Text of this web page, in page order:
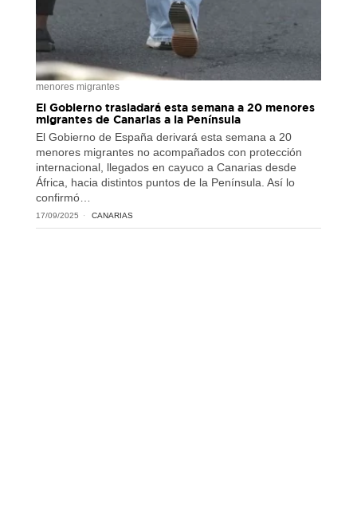
menores migrantes
El Gobierno trasladará esta semana a 20 menores
migrantes de Canarias a la Península
El Gobierno de España derivará esta semana a 20
menores migrantes no acompañados con protección
internacional, llegados en cayuco a Canarias desde
África, hacia distintos puntos de la Península. Así lo
confirmó…
17/09/2025 CANARIAS